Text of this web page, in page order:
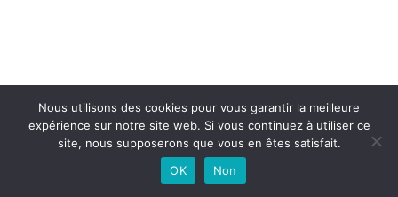
Nous utilisons des cookies pour vous garantir la meilleure
expérience sur notre site web. Si vous continuez à utiliser ce
site, nous supposerons que vous en êtes satisfait.
OK
Non